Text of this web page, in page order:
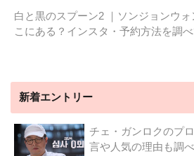
白と黒のスプーン2 ｜ソンジョンウ
こにある？インスタ・予約方法を調べ
新着エントリー
チェ・ガンロクのプ
言や人気の理由も調